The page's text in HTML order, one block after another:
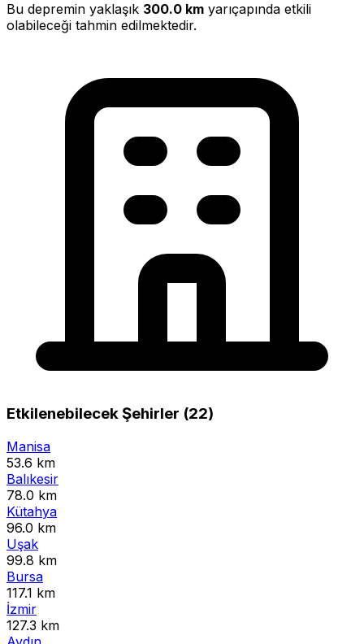
Bu depremin yaklaşık 300.0 km yarıçapında etkili
olabileceği tahmin edilmektedir.
Etkilenebilecek Şehirler (22)
Manisa
53.6 km
Balıkesir
78.0 km
Kütahya
96.0 km
Uşak
99.8 km
Bursa
117.1 km
İzmir
127.3 km